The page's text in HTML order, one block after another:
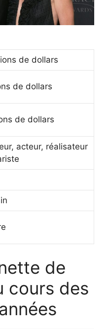
de dollars
de dollars
de dollars
acteur, réalisateur
de
cours des